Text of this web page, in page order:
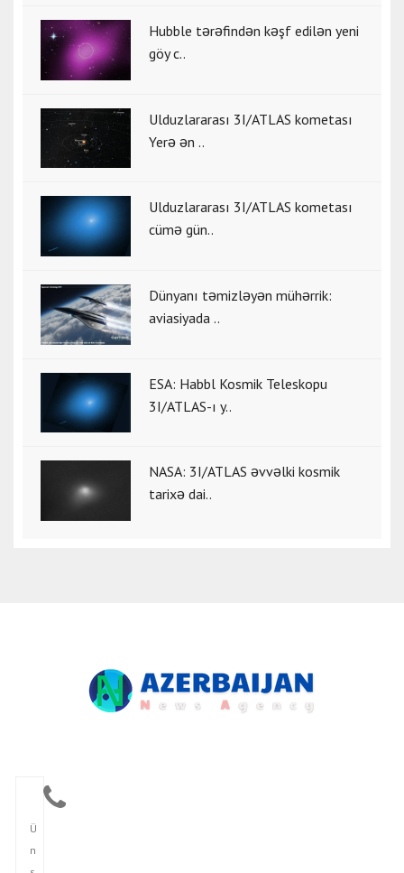
Hubble tərəfindən kəşf edilən yeni
göy c..
Ulduzlararası 3I/ATLAS kometası
Yerə ən ..
Ulduzlararası 3I/ATLAS kometası
cümə gün..
Dünyanı təmizləyən mühərrik:
aviasiyada ..
ESA: Habbl Kosmik Teleskopu
3I/ATLAS-ı y..
NASA: 3I/ATLAS əvvəlki kosmik
tarixə dai..
Ü
n